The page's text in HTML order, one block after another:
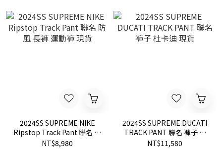
2024SS SUPREME NIKE
Ripstop Track Pant 聯名 防
風 長褲 運動褲 現貨
NT$8,980
2024SS SUPREME DUCATI
TRACK PANT 聯名 褲子 杜
卡迪 現貨
NT$11,580